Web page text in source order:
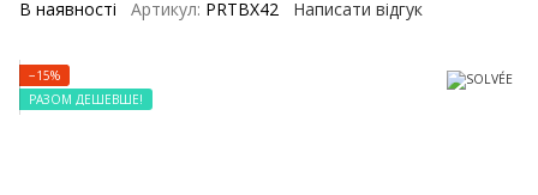
В наявності Артикул: PRTBX42 Написати відгук
−15%
РАЗОМ ДЕШЕВШЕ!